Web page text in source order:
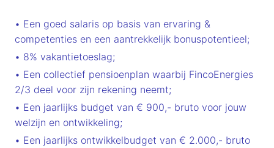
• Een goed salaris op basis van ervaring &
competenties en een aantrekkelijk bonuspotentieel;
• 8% vakantietoeslag;
• Een collectief pensioenplan waarbij FincoEnergies
2/3 deel voor zijn rekening neemt;
• Een jaarlijks budget van € 900,- bruto voor jouw
welzijn en ontwikkeling;
• Een jaarlijks ontwikkelbudget van € 2.000,- bruto